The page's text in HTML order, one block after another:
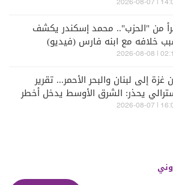
14:00 |
من "الحزب".. محمد إسكندر يكشف
خلافه مع ابنه فارس (فيديو)
02:10 |
غزة إلى لبنان والبحر الأحمر... تقرير
يحذر: الشرق الأوسط يدخل أخطر
16:00 |